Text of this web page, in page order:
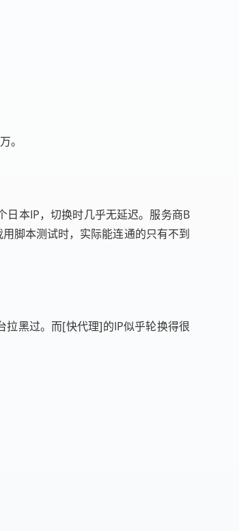
。
本IP，切换时几乎无延迟。服务商B
脚本测试时，实际能连通的只有不到
黑过。而[快代理]的IP似乎轮换得很